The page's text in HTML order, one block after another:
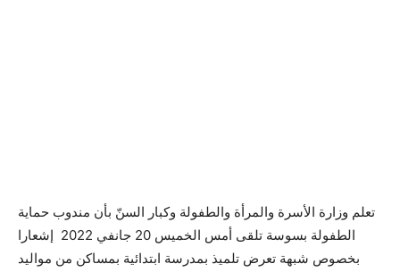
تعلم وزارة الأسرة والمرأة والطفولة وكبار السنّ بأن مندوب حماية
الطفولة بسوسة تلقى أمس الخميس 20 جانفي 2022 إشعارا
بخصوص شبهة تعرض تلميذ بمدرسة ابتدائية بمساكن من مواليد